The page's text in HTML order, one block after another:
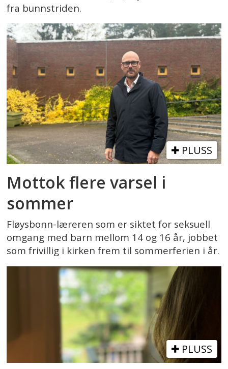
fra bunnstriden.
PLUSS
Mottok flere varsel i
sommer
Fløysbonn-læreren som er siktet for seksuell
omgang med barn mellom 14 og 16 år, jobbet
som frivillig i kirken frem til sommerferien i år.
PLUSS